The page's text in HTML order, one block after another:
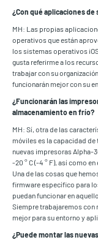
¿Con qué aplicaciones
MH: Las propias
operativos que están
los sistemas operativos
gusta referirme a los
trabajar con su
funcionarán mejor con su
¿Funcionarán las
almacenamiento en frío?
MH: Sí, otra de las
móviles es la capacidad
nuevas impresoras Alpha-
-20 ° C (-4 ° F), así como
Una de las cosas que
firmware específico para
puedan funcionar en
Siempre trabajaremos con
mejor para su entorno y
¿Puede montar las